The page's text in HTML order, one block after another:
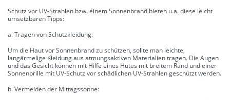
Schutz vor UV-Strahlen bzw. einem Sonnenbrand bieten u.a. diese leicht
umsetzbaren Tipps:
a. Tragen von Schutzkleidung:
Um die Haut vor Sonnenbrand zu schützen, sollte man leichte,
langärmelige Kleidung aus atmungsaktiven Materialien tragen. Die Augen
und das Gesicht können mit Hilfe eines Hutes mit breitem Rand und einer
Sonnenbrille mit UV-Schutz vor schädlichen UV-Strahlen geschützt werden.
b. Vermeiden der Mittagssonne: